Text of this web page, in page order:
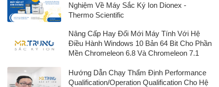
Nghiệm Về Máy Sắc Ký Ion Dionex -
Thermo Scientific
Nâng Cấp Hay Đổi Mới Máy Tính Với Hệ
Điều Hành Windows 10 Bản 64 Bit Cho Phần
Mền Chromeleon 6.8 Và Chromeleon 7.1
Hướng Dẫn Chạy Thẩm Định Performance
Qualification/Operation Qualification Cho Hệ